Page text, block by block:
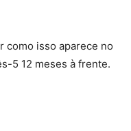
como isso aparece no
5 12 meses à frente.